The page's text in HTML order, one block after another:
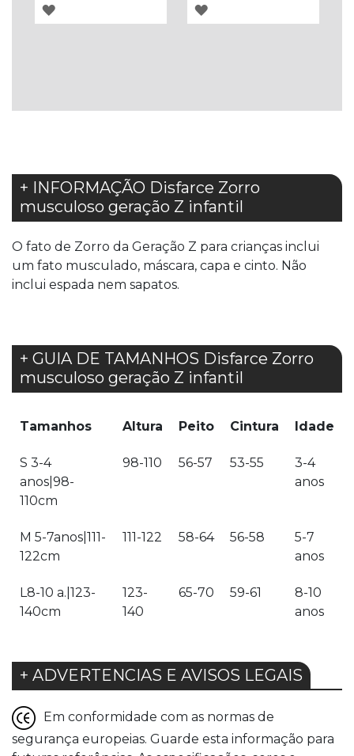
ADICIONAR
ADICIONAR
+ INFORMAÇÃO Disfarce Zorro
musculoso geração Z infantil
O fato de Zorro da Geração Z para crianças inclui
um fato musculado, máscara, capa e cinto. Não
inclui espada nem sapatos.
+ GUIA DE TAMANHOS Disfarce Zorro
musculoso geração Z infantil
Tamanhos Altura Peito Cintura Idade
S 3-4
anos|98-
110cm
98-110 56-57 53-55
3-4
anos
M 5-7anos|111-
122cm
111-122 58-64 56-58
5-7
anos
L8-10 a.|123-
140cm
123-
140
65-70 59-61
8-10
anos
+ ADVERTENCIAS E AVISOS LEGAIS
Em conformidade com as normas de
segurança europeias. Guarde esta informação para